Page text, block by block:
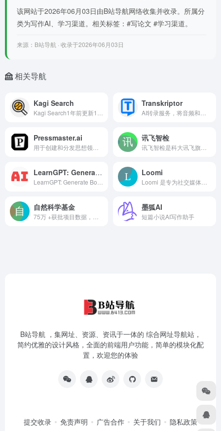
该网站于2026年06月03日由B站导航网络收集并收录。所属分
类为写作AI、学习渠道。相关标签：#写论文 #学习渠道。
来源：B站导航 · 收录于2026年06月03日
相关导航
Kagi Search Transkriptor
Pressmaster.ai 讯飞智检
LearnGPT: Generate Books on Any Topics Loomi
自然科学基金 墨狐AI
短篇小说AI写作助手
B站导航 ，集网址、资源、资讯于一体的 综合网址导航站，
简约优雅的设计风格，全面的前端用户功能，简单的模块化配
置，欢迎您的体验
提交收录 免责声明 广告合作 关于我们 隐私政策